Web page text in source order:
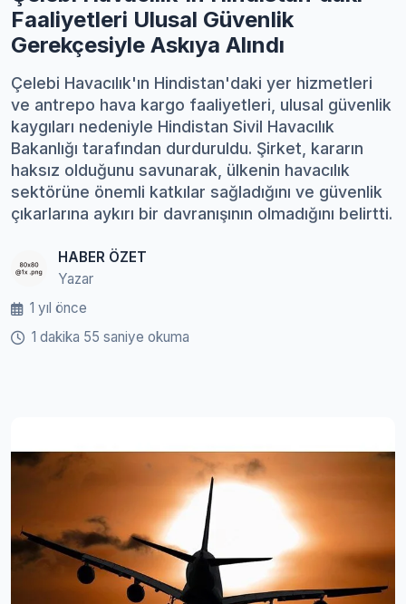
Faaliyetleri Ulusal Güvenlik
Gerekçesiyle Askıya Alındı
Çelebi Havacılık'ın Hindistan'daki yer hizmetleri
ve antrepo hava kargo faaliyetleri, ulusal güvenlik
kaygıları nedeniyle Hindistan Sivil Havacılık
Bakanlığı tarafından durduruldu. Şirket, kararın
haksız olduğunu savunarak, ülkenin havacılık
sektörüne önemli katkılar sağladığını ve güvenlik
çıkarlarına aykırı bir davranışının olmadığını belirtti.
HABER ÖZET
Yazar
1 yıl önce
1 dakika 55 saniye okuma